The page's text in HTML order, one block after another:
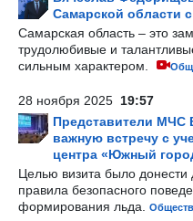
Самарской области
Самарская область – это
трудолюбивые и
сильным характером.
28 ноября 2025 19:57
Представители МЧС
важную встречу с
центра «Южный
Целью визита было
правила безопасного
формирования льда.